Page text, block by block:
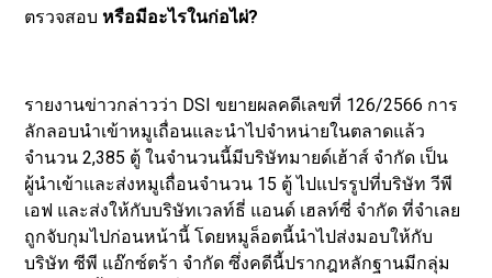
ตรวจสอบ หรือมีอะไรในก่อไผ่?
รายงานข่าวกล่าวว่า DSI ขยายผลคดีเลขที่ 126/2566 การ
ลักลอบนำเข้าหมูเถื่อนและนำไปจำหน่ายในตลาดแล้ว
จำนวน 2,385 ตู้ ในจำนวนนี้มีบริษัทมายด์เฮ้าส์ จำกัด เป็น
ผู้นำเข้าและส่งหมูเถื่อนจำนวน 15 ตู้ ไปแปรรูปที่บริษัท วีพี
เอฟ และส่งให้กับบริษัทเวลท์ธี่ แอนด์ เฮลท์ซี่ จำกัด ที่จำเลย
ถูกจับกุมไปก่อนหน้านี้ โดยหมูล็อตนี้นำไปส่งมอบให้กับ
บริษัท ซีพี แอ๊กซ์ตร้า จำกัด ซึ่งคดีนี้ปรากฎหลักฐานมีกลุ่ม